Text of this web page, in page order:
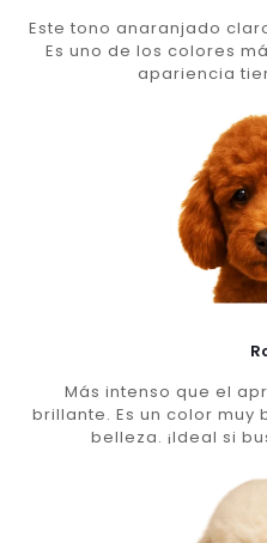
Este tono anaranjado
Es uno de los colores
apariencia
Más intenso que el
brillante. Es un color muy
belleza. ¡Ideal si